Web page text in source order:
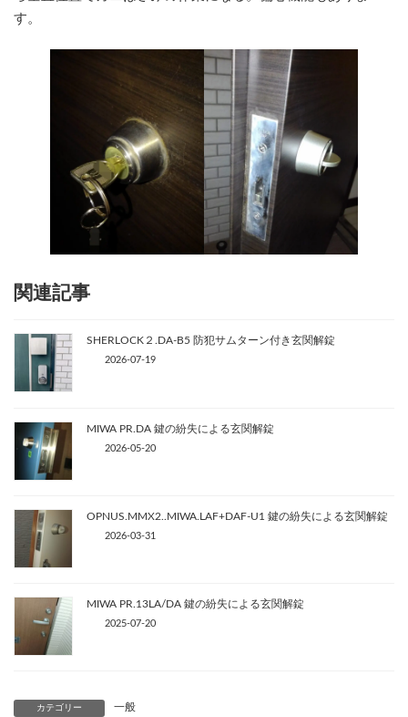
す。
関連記事
SHERLOCK２.DA-B5 防犯サムターン付き玄関解錠
2026-07-19
MIWA PR.DA 鍵の紛失による玄関解錠
2026-05-20
OPNUS.MMX2..MIWA.LAF+DAF-U1 鍵の紛失による玄関解錠
2026-03-31
MIWA PR.13LA/DA 鍵の紛失による玄関解錠
2025-07-20
カテゴリー 一般